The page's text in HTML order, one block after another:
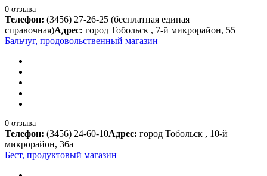
0 отзыва
Телефон: (3456) 27-26-25 (бесплатная единая
справочная)Адрес: город Тобольск , 7-й микрорайон, 55
Бальчуг, продовольственный магазин
0 отзыва
Телефон: (3456) 24-60-10Адрес: город Тобольск , 10-й
микрорайон, 36а
Бест, продуктовый магазин